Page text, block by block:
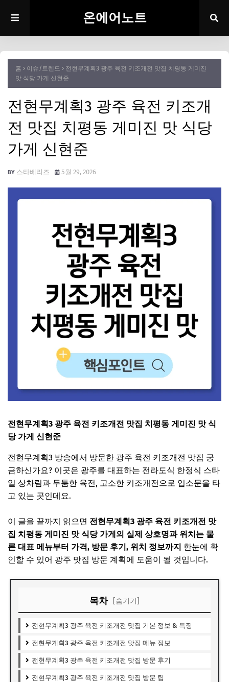
온에어노트
홈 이슈/트렌드
전현무계획3 광주 육전 키조개전 맛집 치평동 게미진
맛 식당 가게 신현준
전현무계획3 광주 육전 키조개
전 맛집 치평동 게미진 맛 식당
가게 신현준
스타베리즈 5월 29, 2026
전현무계획3 광주 육전 키조개전 맛집 치평동 게미진 맛 식
당 가게 신현준
전현무계획3 방송에서 방문한 광주 육전 키조개전 맛집 궁
금하신가요? 이곳은 광주를 대표하는 전라도식 한정식 스타
일 상차림과 두툼한 육전, 고소한 키조개전으로 입소문을 타
고 있는 곳인데요.
이 글을 끝까지 읽으면 전현무계획3 광주 육전 키조개전 맛
집 치평동 게미진 맛 식당 가게의 실제 상호명과 위치는 물
론 대표 메뉴부터 가격, 방문 후기, 위치 정보까지 한눈에 확
인할 수 있어 광주 맛집 방문 계획에 도움이 될 것입니다.
목차 [숨기기]
전현무계획3 광주 육전 키조개전 맛집 기본 정보 & 특징
전현무계획3 광주 육전 키조개전 맛집 메뉴 정보
전현무계획3 광주 육전 키조개전 맛집 방문 후기
전현무계획3 광주 육전 키조개전 맛집 방문 팁